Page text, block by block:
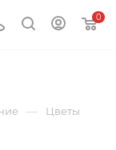
0
— Цветы